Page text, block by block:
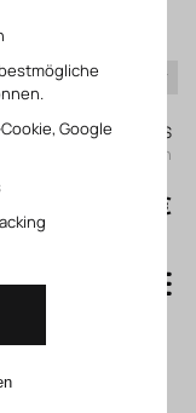
Mein KLEFINGHAUS
einloggen
0,00 €
Google